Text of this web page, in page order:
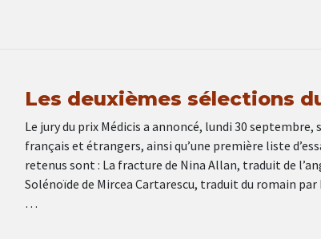
Les deuxièmes sélections
Le jury du prix Médicis a annoncé, lundi 30
français et étrangers, ainsi qu’une première liste
retenus sont : La fracture de Nina Allan, traduit de
Solénoïde de Mircea Cartarescu, traduit du romain
…